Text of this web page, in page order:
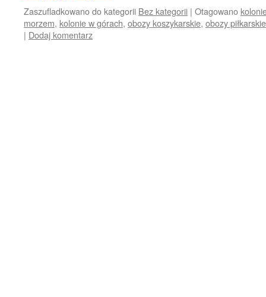
Zaszufladkowano do kategorii Bez kategorii | Otagowano
morzem, kolonie w górach, obozy koszykarskie, obozy piłkarskie
| Dodaj komentarz